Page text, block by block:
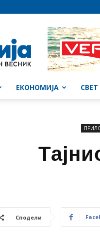
ЕКОНОМИЈА СВЕТ
Сподели